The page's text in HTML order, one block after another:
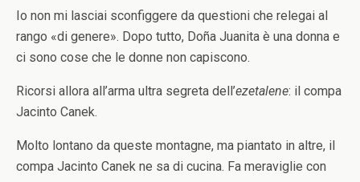
Io non mi lasciai sconfiggere da questioni che relegai al
rango «di genere». Dopo tutto, Doña Juanita è una donna e
ci sono cose che le donne non capiscono.
Ricorsi allora all’arma ultra segreta dell’ezetalene: il compa
Jacinto Canek.
Molto lontano da queste montagne, ma piantato in altre, il
compa Jacinto Canek ne sa di cucina. Fa meraviglie con